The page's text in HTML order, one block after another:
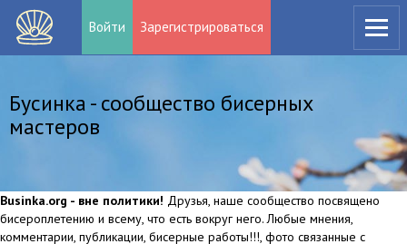
Войти Зарегистрироваться
Бусинка - сообщество бисерных
мастеров
Businka.org - вне политики! Друзья, наше сообщество посвящено
бисероплетению и всему, что есть вокруг него. Любые мнения,
комментарии, публикации, бисерные работы!!!, фото связанные с